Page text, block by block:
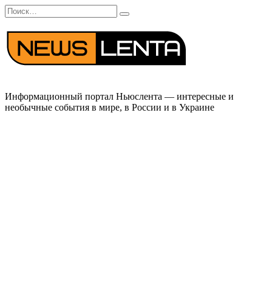
Перейти
к
содержанию
Search
for:
Информационный портал Ньюслента — интересные и
необычные события в мире, в России и в Украине